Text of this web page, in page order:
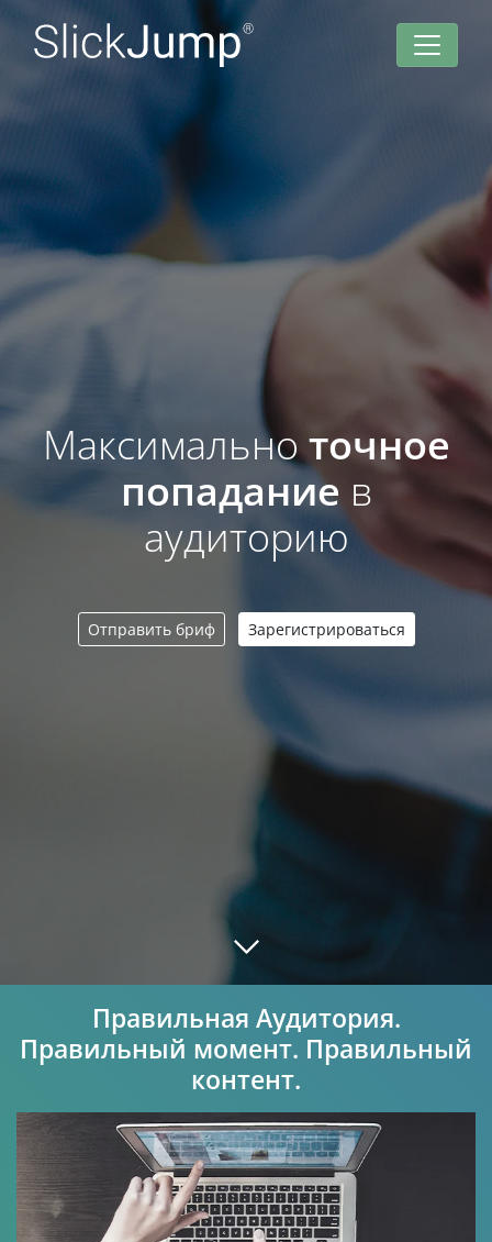
Максимальноточное
попадание в
аудиторию
Отправить бриф Зарегистрироваться
Правильная Аудитория.
Правильный момент. Правильный
контент.